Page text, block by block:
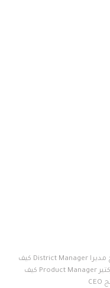
كيف اصبح بائعا محترفا Medical Rep كيف اصبح مديرا District Manager كيف
اصبح مدربا Field Force Trainer كيف اصبح ماركتير Product Manager كيف